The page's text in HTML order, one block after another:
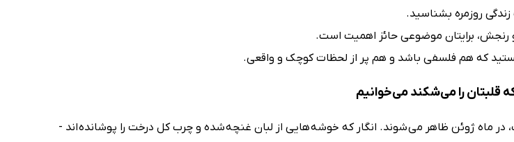
روزمره بشناسید.
رنجش، برایتان موضوعی حائز اهمیت است.
که هم فلسفی باشد و هم پر از لحظات کوچک و واقعی.
قلبتان را می‌شکند می‌خوانیم
در ماه ژوئن ظاهر می شوند. انگار که خوشه هایی از لبان غنچه شده و چرب کل درخت را پوشانده اند -